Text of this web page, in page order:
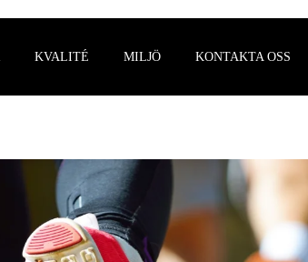
KVALITÉ MILJÖ KONTAKTA OSS